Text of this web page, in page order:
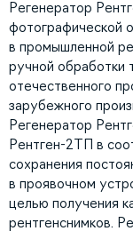
Регенератор
фотографической
в промышленной
ручной обработки
отечественного
зарубежного
Регенератор
Рентген-2ТП в
сохранения
в проявочном
целью получения
рентгенснимков.